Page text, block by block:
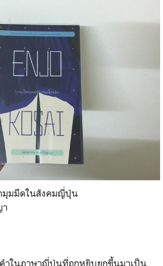
มุมมืดในสังคมญี่ปุ่น
ในภาษาญี่ปุ่นที่ถูกหยิบยกขึ้นมาเป็น